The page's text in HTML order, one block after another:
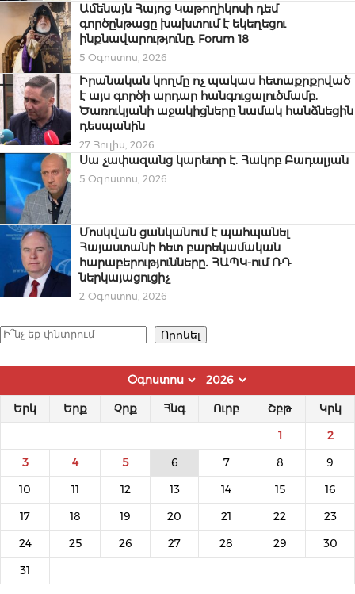
Ամենայն Հայոց Կաթողիկոսի դեմ
գործընթացը խախտում է եկեղեցու
ինքնավարությունը. Forum 18
5 Օգոստոս, 2026
Իրանական կողմը ոչ պակաս հետաքրքրված
է այս գործի արդար հանգուցալուծմամբ.
Ծառուկյանի աջակիցները նամակ հանձնեցին
դեսպանին
27 Հուլիս, 2026
Սա չափազանց կարեւոր է. Հակոբ Բադալյան
5 Օգոստոս, 2026
Մոսկվան ցանկանում է պահպանել
Հայաստանի հետ բարեկամական
հարաբերությունները․ ՀԱՊԿ-ում ՌԴ
ներկայացուցիչ
2 Օգոստոս, 2026
Որոնել Որոնել
Երկ Երք Չրք Հնգ Ուրբ Շբթ Կրկ
1 2
3 4 5 6 7 8 9
10 11 12 13 14 15 16
17 18 19 20 21 22 23
24 25 26 27 28 29 30
31